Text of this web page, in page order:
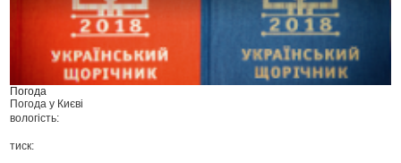
Погода
Погода у Києві
вологість:
тиск: